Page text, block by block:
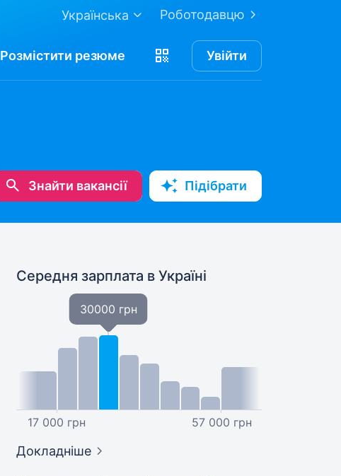
Роботодавцю
Українська
Розмістити резюме Увійти
Знайти вакансії Підібрати
Середня зарплата в Україні
17 000 грн
30000 грн
57 000 грн
Докладніше